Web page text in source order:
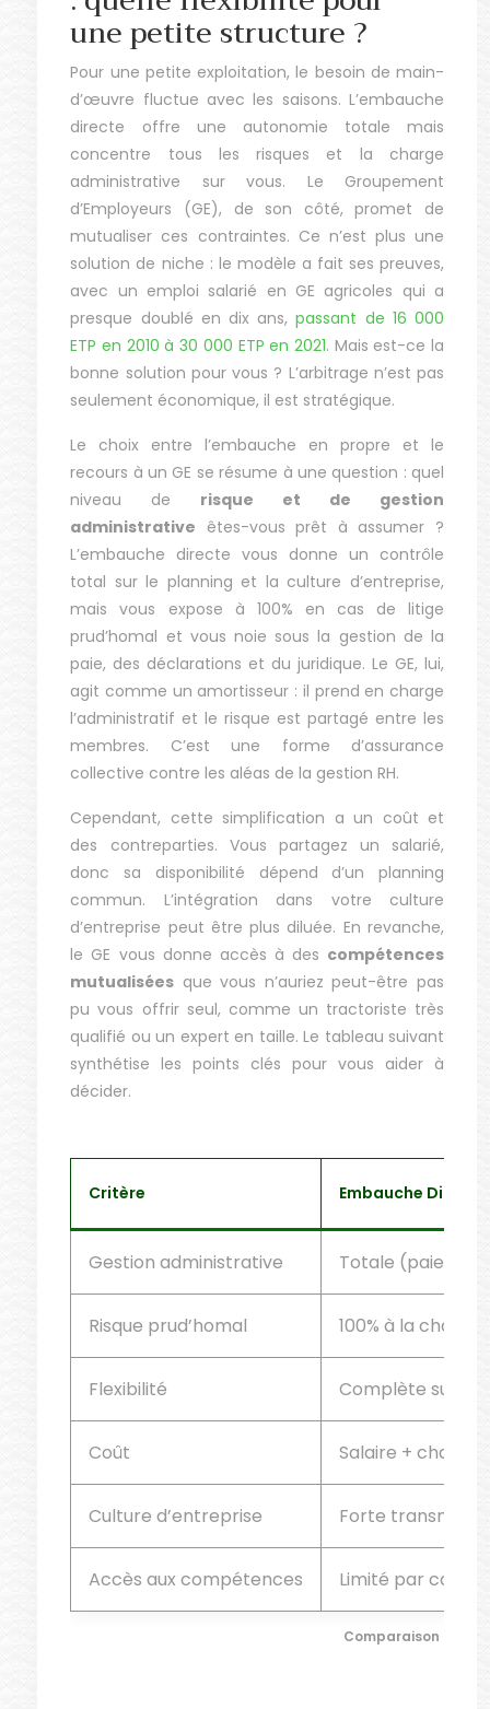
une petite structure ?
Pour une petite exploitation, le besoin de main-
d’œuvre fluctue avec les saisons. L’embauche
directe offre une autonomie totale mais
concentre tous les risques et la charge
administrative sur vous. Le Groupement
d’Employeurs (GE), de son côté, promet de
mutualiser ces contraintes. Ce n’est plus une
solution de niche : le modèle a fait ses preuves,
avec un emploi salarié en GE agricoles qui a
presque doublé en dix ans,passant de 16 000
ETP en 2010 à 30 000 ETP en 2021. Mais est-ce la
bonne solution pour vous ? L’arbitrage n’est pas
seulement économique, il est stratégique.
Le choix entre l’embauche en propre et le
recours à un GE se résume à une question : quel
niveau de risque et de gestion
administrative êtes-vous prêt à assumer ?
L’embauche directe vous donne un contrôle
total sur le planning et la culture d’entreprise,
mais vous expose à 100% en cas de litige
prud’homal et vous noie sous la gestion de la
paie, des déclarations et du juridique. Le GE, lui,
agit comme un amortisseur : il prend en charge
l’administratif et le risque est partagé entre les
membres. C’est une forme d’assurance
collective contre les aléas de la gestion RH.
Cependant, cette simplification a un coût et
des contreparties. Vous partagez un salarié,
donc sa disponibilité dépend d’un planning
commun. L’intégration dans votre culture
d’entreprise peut être plus diluée. En revanche,
le GE vous donne accès à des compétences
mutualisées que vous n’auriez peut-être pas
pu vous offrir seul, comme un tractoriste très
qualifié ou un expert en taille. Le tableau suivant
synthétise les points clés pour vous aider à
décider.
Comparaison :
Critère Embauche Directe
Gestion administrative Totale (paie,
Risque prud’homal 100% à la
Flexibilité Complète sur le
Coût Salaire +
Culture d’entreprise Forte
Accès aux compétences Limité par